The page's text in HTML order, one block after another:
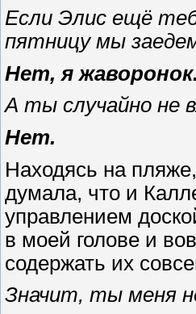
Если Элис ещё
пятницу мы
Нет, я жаворонок.
А ты случайно не
Нет.
Находясь на
думала, что и
управлением
в моей голове и
содержать их
Значит, ты меня